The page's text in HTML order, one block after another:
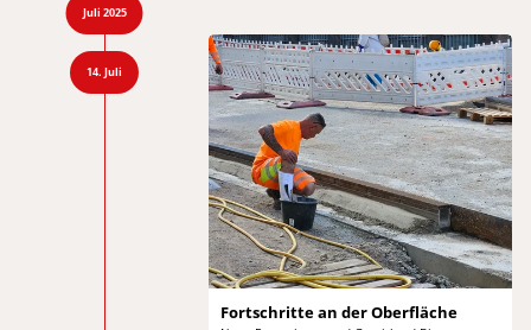
Juli 2025
14. Juli
Fortschritte an der Oberfläche